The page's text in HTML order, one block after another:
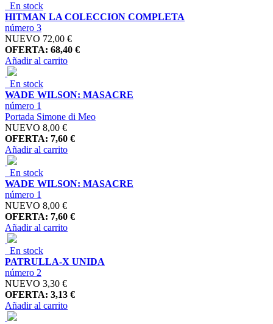
En stock
HITMAN LA COLECCION COMPLETA
número 3
NUEVO 72,00 €
OFERTA: 68,40 €
Añadir al carrito
En stock
WADE WILSON: MASACRE
número 1
Portada Simone di Meo
NUEVO 8,00 €
OFERTA: 7,60 €
Añadir al carrito
En stock
WADE WILSON: MASACRE
número 1
NUEVO 8,00 €
OFERTA: 7,60 €
Añadir al carrito
En stock
PATRULLA-X UNIDA
número 2
NUEVO 3,30 €
OFERTA: 3,13 €
Añadir al carrito